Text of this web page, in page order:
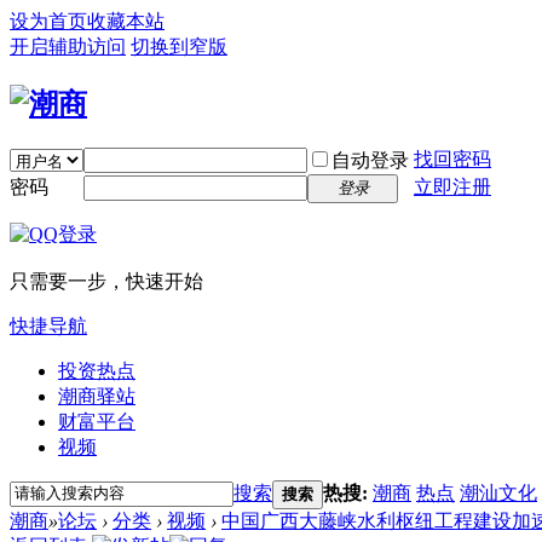
设为首页收藏本站
开启辅助访问 切换到窄版
自动登录 找回密码
密码
登录 立即注册
只需要一步，快速开始
快捷导航
投资热点
潮商驿站
财富平台
视频
搜索 搜索 热搜: 潮商 热点 潮汕文化
潮商»论坛 › 分类 › 视频 › 中国广西大藤峡水利枢纽工程建设加